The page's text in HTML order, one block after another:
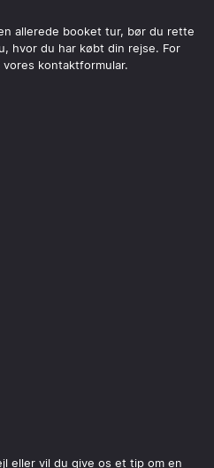
allerede booket tur, bør du rette
hvor du har købt din rejse. For
kontaktformular.
eller vil du give os et tip om en